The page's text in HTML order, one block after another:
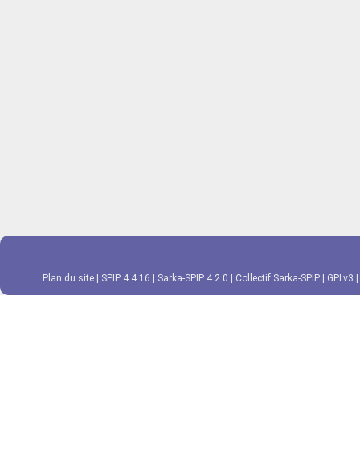
Plan du site SPIP 4.4.16 Sarka-SPIP 4.2.0 Collectif Sarka-SPIP GPLv3